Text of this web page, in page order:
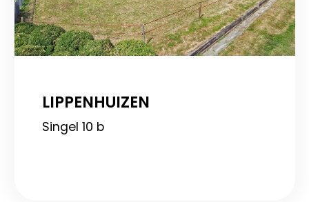
LIPPENHUIZEN
Singel 10 b